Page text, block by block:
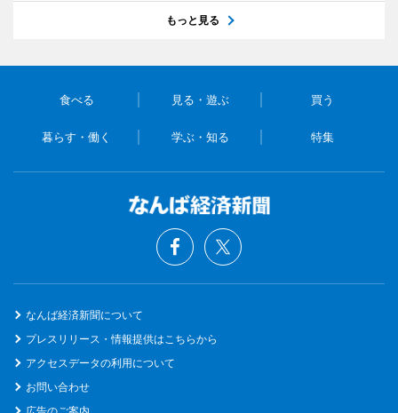
もっと見る
食べる 見る・遊ぶ 買う
暮らす・働く 学ぶ・知る 特集
なんば経済新聞について
プレスリリース・情報提供はこちらから
アクセスデータの利用について
お問い合わせ
広告のご案内